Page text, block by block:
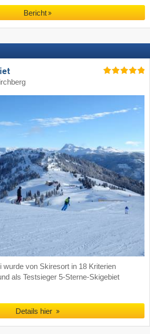
Bericht
wurde von Skiresort in 18 Kriterien
als Testsieger 5-Sterne-Skigebiet
Details hier